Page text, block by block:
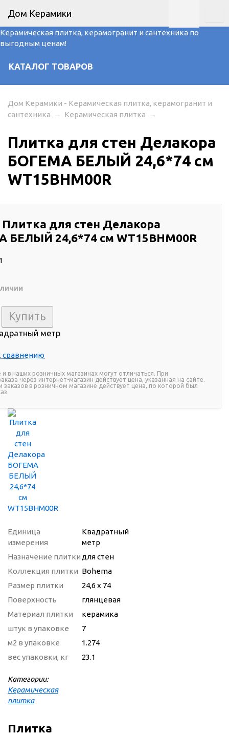
Керамическая плитка, керамогранит и сантехника по
выгодным ценам!
КАТАЛОГ ТОВАРОВ
Дом Керамики
Дом Керамики - Керамическая плитка, керамогранит и
сантехника → Керамическая плитка →
Плитка для стен Делакора
БОГЕМА БЕЛЫЙ 24,6*74 см
WT15BHM00R
для стен Делакора
БЕЛЫЙ 24,6*74 см WT15BHM00R
метр
сравнению
в наших розничных магазинах могут отличаться. При
через интернет-магазин действует цена, указанная на сайте.
заказов в розничном магазине действует цена, по которой был
Единица
измерения
Квадратный
метр
Назначение плитки для стен
Коллекция плитки Bohema
Размер плитки
24,6 x 74
Поверхность
глянцевая
Материал плитки
керамика
штук в упаковке
7
м2 в упаковке
1.274
вес упаковки, кг
23.1
Категории:
Керамическая
плитка
Плитка